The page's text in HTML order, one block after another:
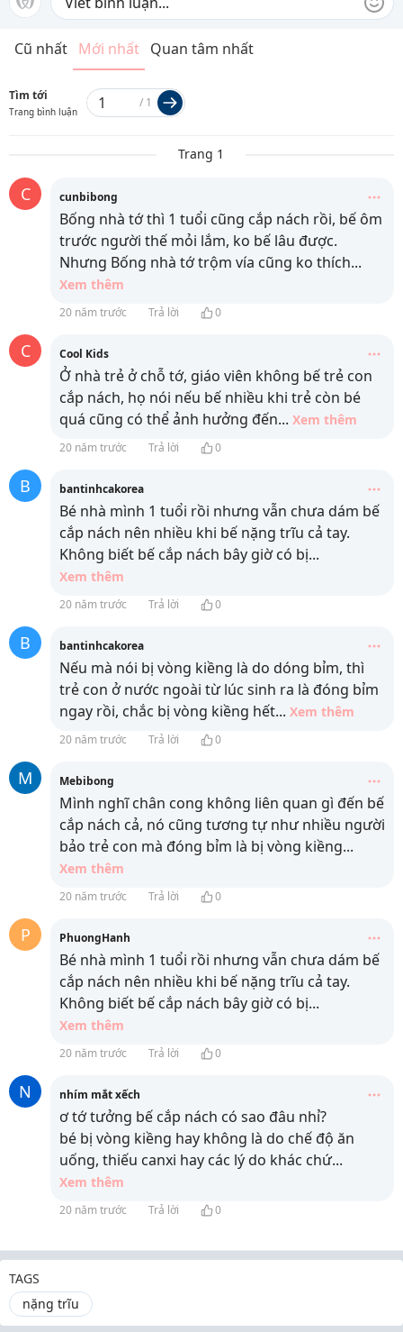
Cũ nhất Mới nhất Quan tâm nhất
Tìm tới
Trang bình luận
/ 1
Trang 1
C cunbibong
Bống nhà tớ thì 1 tuổi cũng cắp nách rồi, bế ôm
trước người thế mỏi lắm, ko bế lâu được.
Nhưng Bống nhà tớ trộm vía cũng ko thích...
Xem thêm
20 năm trước Trả lời 0
C Cool Kids
Ở nhà trẻ ở chỗ tớ, giáo viên không bế trẻ con
cắp nách, họ nói nếu bế nhiều khi trẻ còn bé
quá cũng có thể ảnh hưởng đến... Xem thêm
20 năm trước Trả lời 0
B bantinhcakorea
Bé nhà mình 1 tuổi rồi nhưng vẫn chưa dám bế
cắp nách nên nhiều khi bế nặng trĩu cả tay.
Không biết bế cắp nách bây giờ có bị...
Xem thêm
20 năm trước Trả lời 0
B bantinhcakorea
Nếu mà nói bị vòng kiềng là do dóng bỉm, thì
trẻ con ở nước ngoài từ lúc sinh ra là đóng bỉm
ngay rồi, chắc bị vòng kiềng hết... Xem thêm
20 năm trước Trả lời 0
M Mebibong
Mình nghĩ chân cong không liên quan gì đến bế
cắp nách cả, nó cũng tương tự như nhiều người
bảo trẻ con mà đóng bỉm là bị vòng kiềng...
Xem thêm
20 năm trước Trả lời 0
P PhuongHanh
Bé nhà mình 1 tuổi rồi nhưng vẫn chưa dám bế
cắp nách nên nhiều khi bế nặng trĩu cả tay.
Không biết bế cắp nách bây giờ có bị...
Xem thêm
20 năm trước Trả lời 0
N nhím mắt xếch
ơ tớ tưởng bế cắp nách có sao đâu nhỉ?
bé bị vòng kiềng hay không là do chế độ ăn
uống, thiếu canxi hay các lý do khác chứ...
Xem thêm
20 năm trước Trả lời 0
TAGS
nặng trĩu